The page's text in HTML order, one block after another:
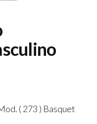
( 273 ) Basquet